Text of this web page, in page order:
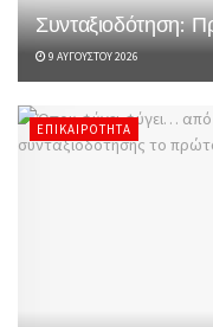
Συνταξιοδότηση:
9 ΑΥΓΟΎΣΤΟΥ 2026
ΕΠΙΚΑΙΡΌΤΗΤΑ